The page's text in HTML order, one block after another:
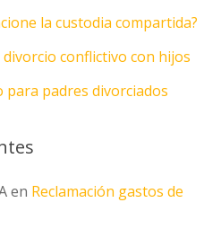
la custodia compartida?
conflictivo con hijos
para padres divorciados
en Reclamación gastos de